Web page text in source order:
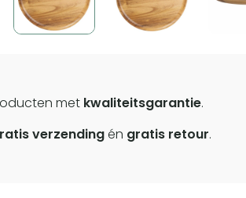
met kwaliteitsgarantie.
verzendingén gratis retour.